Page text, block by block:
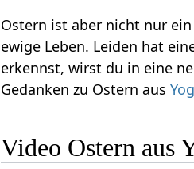
Ostern ist aber nicht nur
ewige Leben. Leiden hat
erkennst, wirst du in eine
Gedanken zu Ostern aus
Video Ostern aus